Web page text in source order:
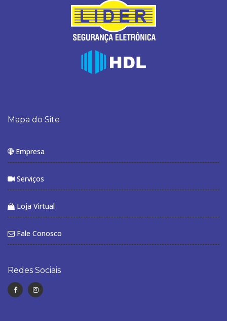
Mapa do Site
Empresa
Serviços
Loja Virtual
Fale Conosco
Redes Sociais